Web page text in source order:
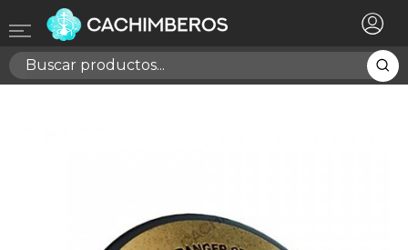
Registrarse ×
Necesitas hacer login para guardar productos en tu